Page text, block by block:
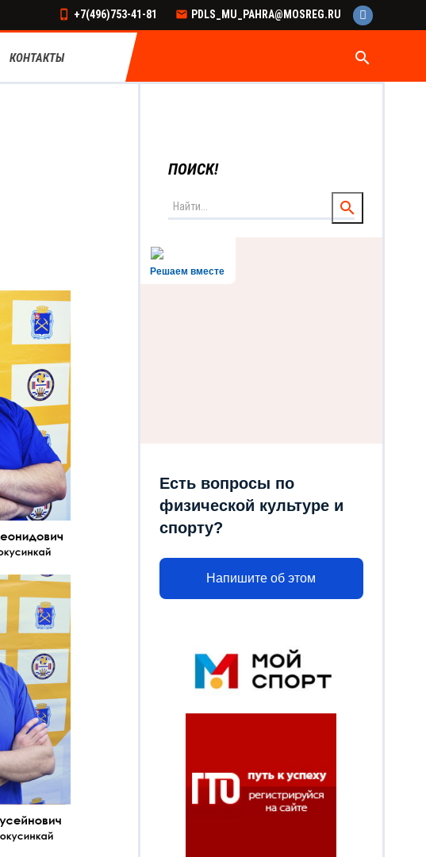
+7(496)753-41-81 PDLS_MU_PAHRA@MOSREG.RU
КОНТАКТЫ search
ПОИСК!
Решаем вместе
Есть вопросы по
физической культуре и
спорту?
Напишите об этом